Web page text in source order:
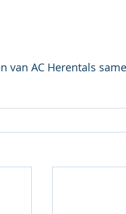
van AC Herentals